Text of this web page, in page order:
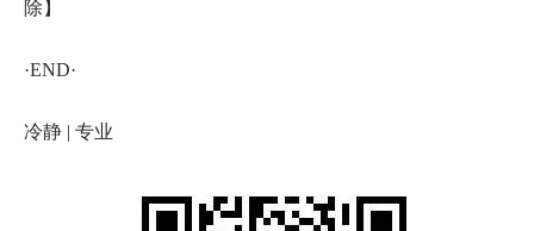
除】
·END·
冷静 | 专业